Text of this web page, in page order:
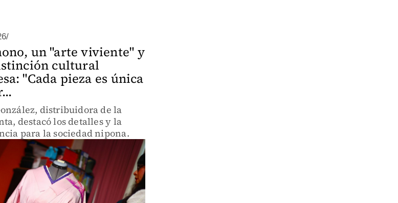
un "arte viviente" y
cultural
"Cada pieza es única
distribuidora de la
destacó los detalles y la
para la sociedad nipona.